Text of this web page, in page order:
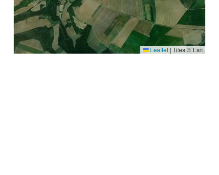
Leaflet | Tiles © Esri